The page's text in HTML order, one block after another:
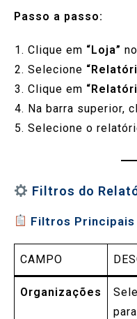
Passo a passo:
Clique em “Loja”
Selecione
Clique em
Na barra superior,
Selecione o
Filtros do
Filtros Principais
CAMPO
Organizações